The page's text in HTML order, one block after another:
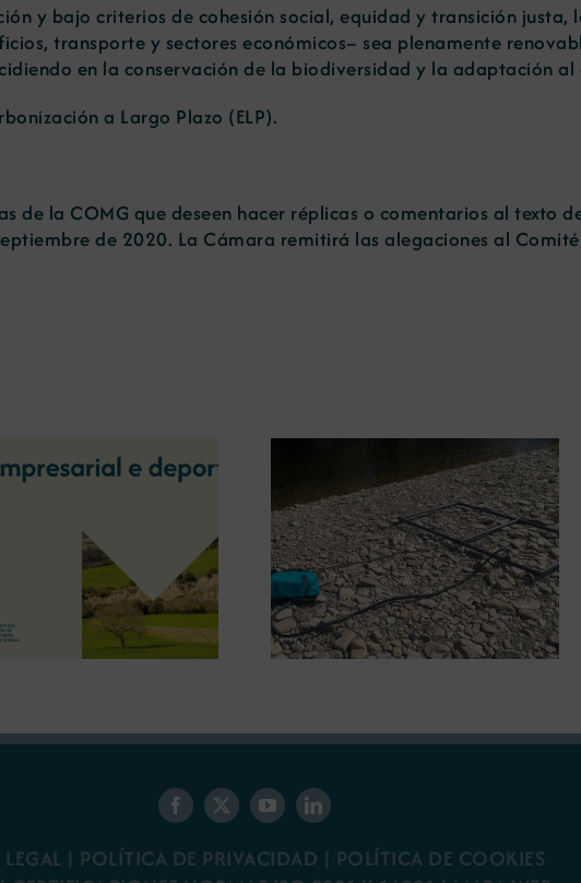
y bajo criterios de cohesión social, equidad y transición
transporte y sectores económicos– sea plenamente
en la conservación de la biodiversidad y la adaptación
a Largo Plazo (ELP).
de la COMG que deseen hacer réplicas o comentarios al texto
de 2020. La Cámara remitirá las alegaciones al
presentan las últimas
innovaciones en
restauración ambiental para
la minería gallega
La COMG inaugura en
Ourense la exposición
‘Tesouros da terra’
| POLÍTICA DE PRIVACIDAD | POLÍTICA DE COOKIES